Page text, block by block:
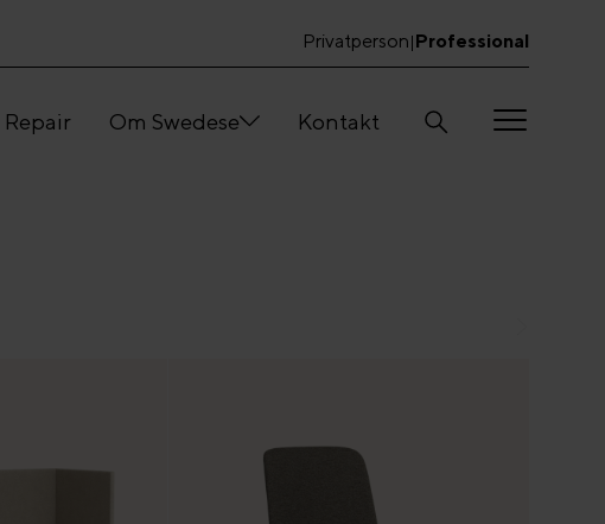
Professional
|
Privatperson
Repair Om Swedese Kontakt